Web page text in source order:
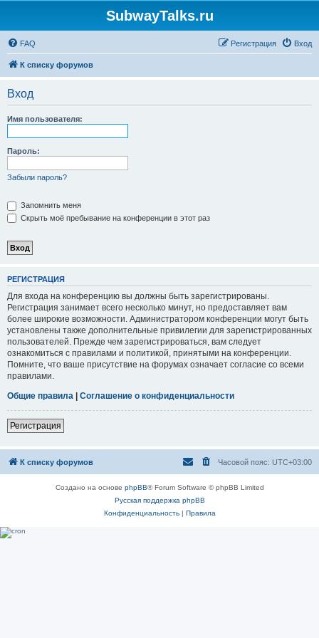
SubwayTalks.ru
FAQ Вход
Регистрация
К списку форумов
Вход
Имя пользователя:
Пароль:
Забыли пароль?
Запомнить меня
Скрыть моё пребывание на конференции в этот раз
РЕГИСТРАЦИЯ
Для входа на конференцию вы должны быть зарегистрированы.
Регистрация занимает всего несколько минут, но предоставляет вам
более широкие возможности. Администратором конференции могут быть
установлены также дополнительные привилегии для зарегистрированных
пользователей. Прежде чем зарегистрироваться, вам следует
ознакомиться с правилами и политикой, принятыми на конференции.
Помните, что ваше присутствие на форумах означает согласие со всеми
правилами.
Общие правила | Соглашение о конфиденциальности
Регистрация
К списку форумов Часовой пояс: UTC+03:00
Создано на основе phpBB® Forum Software © phpBB Limited
Русская поддержка phpBB
Конфиденциальность| Правила